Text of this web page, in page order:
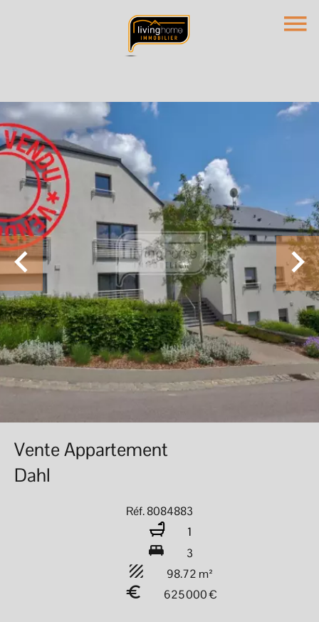
Vente Appartement
Dahl
Réf. 8084883
1
3
98.72 m²
625 000 €